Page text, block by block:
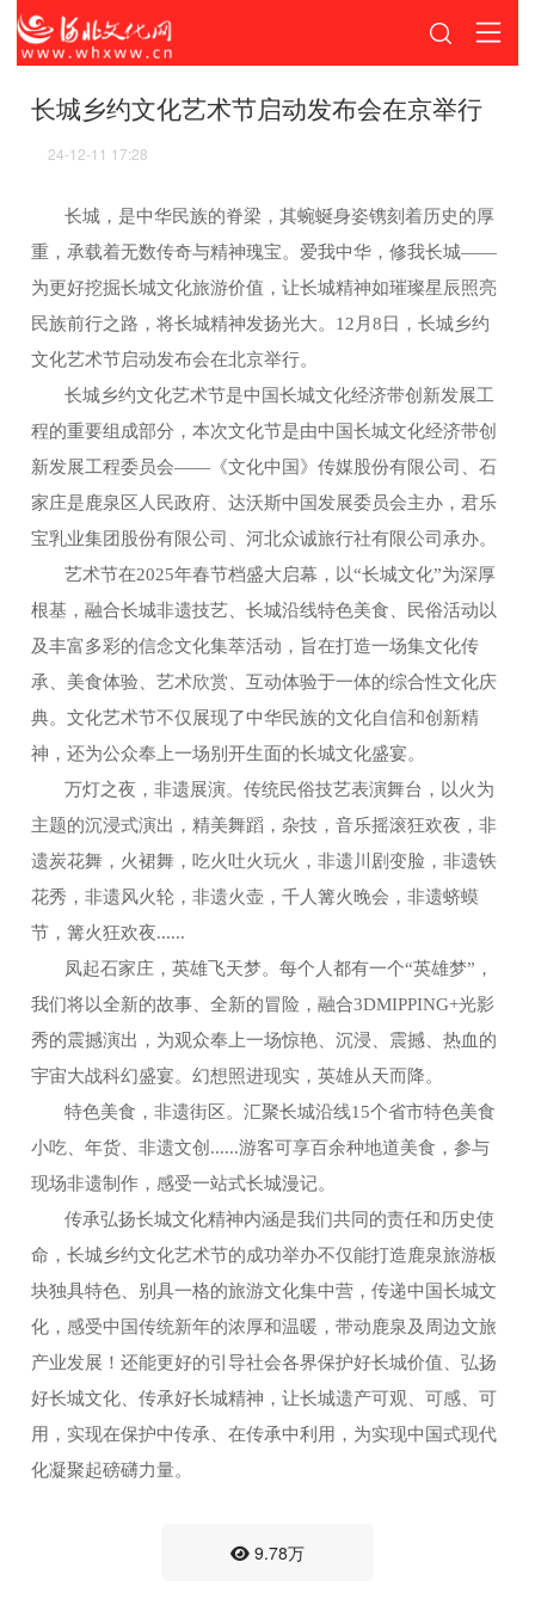
长城乡约文化艺术节启动发布会在京举行
24-12-11 17:28
长城，是中华民族的脊梁，其蜿蜒身姿镌刻着历史的厚
重，承载着无数传奇与精神瑰宝。爱我中华，修我长城——
为更好挖掘长城文化旅游价值，让长城精神如璀璨星辰照亮
民族前行之路，将长城精神发扬光大。12月8日，长城乡约
文化艺术节启动发布会在北京举行。
长城乡约文化艺术节是中国长城文化经济带创新发展工
程的重要组成部分，本次文化节是由中国长城文化经济带创
新发展工程委员会——《文化中国》传媒股份有限公司、石
家庄是鹿泉区人民政府、达沃斯中国发展委员会主办，君乐
宝乳业集团股份有限公司、河北众诚旅行社有限公司承办。
艺术节在2025年春节档盛大启幕，以“长城文化”为深厚
根基，融合长城非遗技艺、长城沿线特色美食、民俗活动以
及丰富多彩的信念文化集萃活动，旨在打造一场集文化传
承、美食体验、艺术欣赏、互动体验于一体的综合性文化庆
典。文化艺术节不仅展现了中华民族的文化自信和创新精
神，还为公众奉上一场别开生面的长城文化盛宴。
万灯之夜，非遗展演。传统民俗技艺表演舞台，以火为
主题的沉浸式演出，精美舞蹈，杂技，音乐摇滚狂欢夜，非
遗炭花舞，火裙舞，吃火吐火玩火，非遗川剧变脸，非遗铁
花秀，非遗风火轮，非遗火壶，千人篝火晚会，非遗蛴蟆
节，篝火狂欢夜......
凤起石家庄，英雄飞天梦。每个人都有一个“英雄梦”，
我们将以全新的故事、全新的冒险，融合3DMIPPING+光影
秀的震撼演出，为观众奉上一场惊艳、沉浸、震撼、热血的
宇宙大战科幻盛宴。幻想照进现实，英雄从天而降。
特色美食，非遗街区。汇聚长城沿线15个省市特色美食
小吃、年货、非遗文创......游客可享百余种地道美食，参与
现场非遗制作，感受一站式长城漫记。
传承弘扬长城文化精神内涵是我们共同的责任和历史使
命，长城乡约文化艺术节的成功举办不仅能打造鹿泉旅游板
块独具特色、别具一格的旅游文化集中营，传递中国长城文
化，感受中国传统新年的浓厚和温暖，带动鹿泉及周边文旅
产业发展！还能更好的引导社会各界保护好长城价值、弘扬
好长城文化、传承好长城精神，让长城遗产可观、可感、可
用，实现在保护中传承、在传承中利用，为实现中国式现代
化凝聚起磅礴力量。
9.78万